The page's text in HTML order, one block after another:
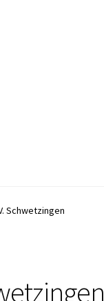
Schwetzingen